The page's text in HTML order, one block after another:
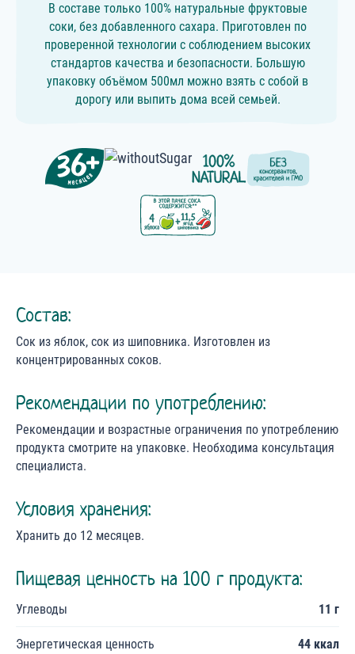
В составе только 100% натуральные фруктовые
соки, без добавленного сахара. Приготовлен по
проверенной технологии с соблюдением высоких
стандартов качества и безопасности. Большую
упаковку объёмом 500мл можно взять с собой в
дорогу или выпить дома всей семьей.
Состав:
Сок из яблок, сок из шиповника. Изготовлен из
концентрированных соков.
Рекомендации по употреблению:
Рекомендации и возрастные ограничения по употреблению
продукта смотрите на упаковке. Необходима консультация
специалиста.
Условия хранения:
Хранить до 12 месяцев.
Пищевая ценность на 100 г продукта:
Углеводы 11 г
Энергетическая ценность 44 ккал